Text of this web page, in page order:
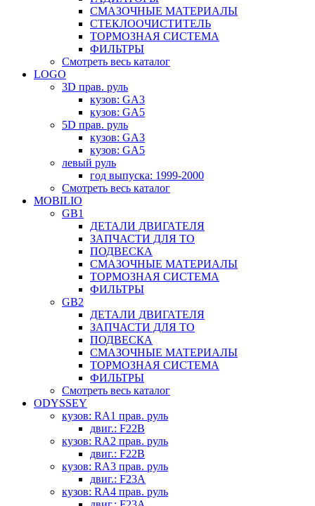
СМАЗОЧНЫЕ МАТЕРИАЛЫ
СТЕКЛООЧИСТИТЕЛЬ
ТОРМОЗНАЯ СИСТЕМА
ФИЛЬТРЫ
Смотреть весь каталог
LOGO
3D прав. руль
кузов: GA3
кузов: GA5
5D прав. руль
кузов: GA3
кузов: GA5
левый руль
год выпуска: 1999-2000
Смотреть весь каталог
MOBILIO
GB1
ДЕТАЛИ ДВИГАТЕЛЯ
ЗАПЧАСТИ ДЛЯ ТО
ПОДВЕСКА
СМАЗОЧНЫЕ МАТЕРИАЛЫ
ТОРМОЗНАЯ СИСТЕМА
ФИЛЬТРЫ
GB2
ДЕТАЛИ ДВИГАТЕЛЯ
ЗАПЧАСТИ ДЛЯ ТО
ПОДВЕСКА
СМАЗОЧНЫЕ МАТЕРИАЛЫ
ТОРМОЗНАЯ СИСТЕМА
ФИЛЬТРЫ
Смотреть весь каталог
ODYSSEY
кузов: RA1 прав. руль
двиг.: F22B
кузов: RA2 прав. руль
двиг.: F22B
кузов: RA3 прав. руль
двиг.: F23A
кузов: RA4 прав. руль